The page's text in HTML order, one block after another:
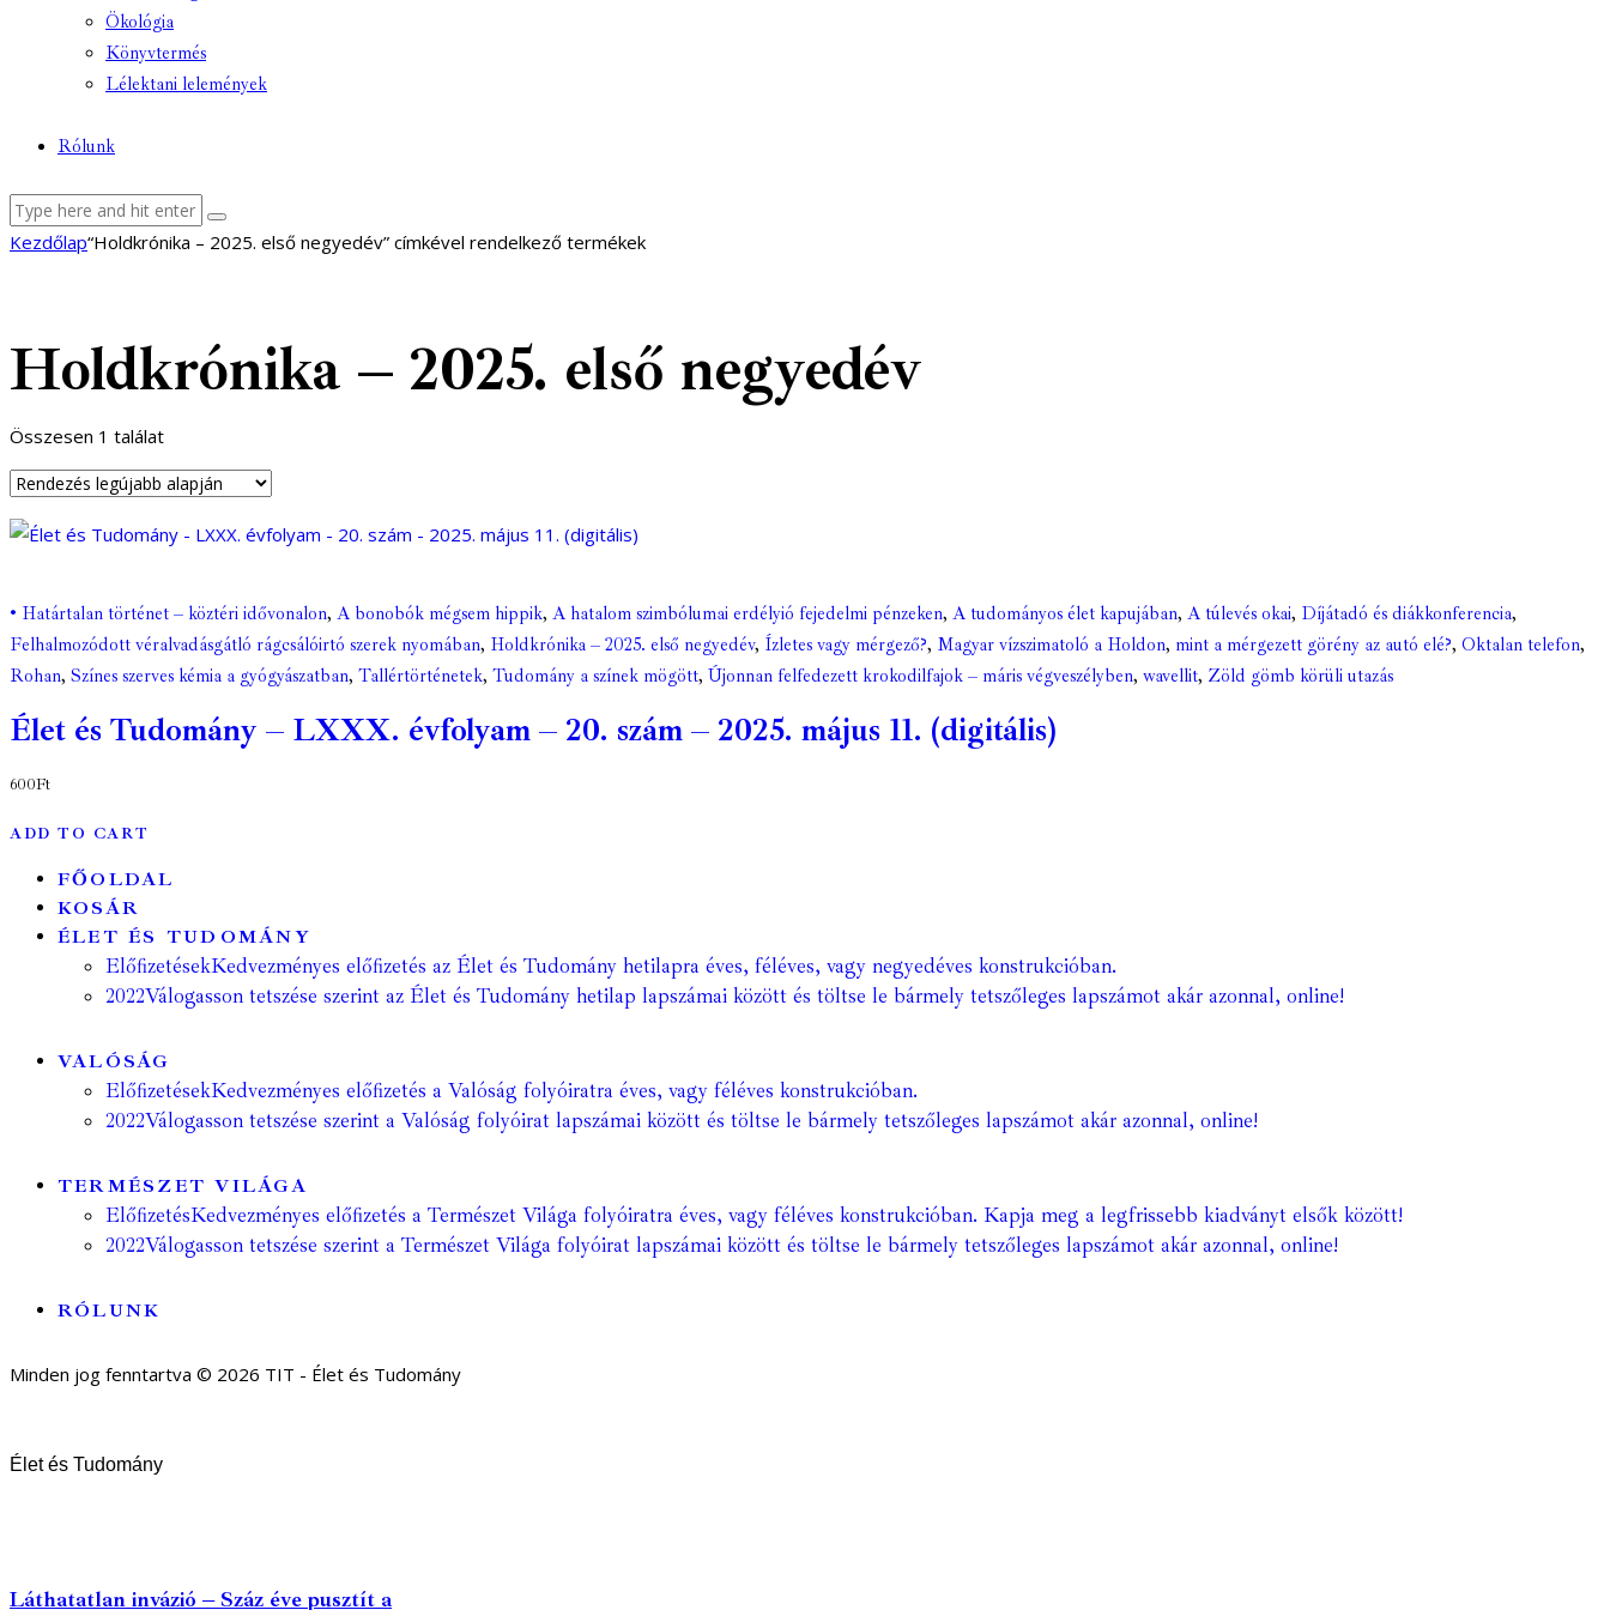
Ökológia
Könyvtermés
Lélektani lelemények
Rólunk
facebook-
youtube-
email
Kezdőlap“Holdkrónika – 2025. első negyedév” címkével rendelkező termékek
Holdkrónika – 2025. első negyedév
Összesen 1 találat
• Határtalan történet – köztéri idővonalon, A bonobók mégsem hippik, A hatalom szimbólumai erdélyió fejedelmi pénzeken, A tudományos élet kapujában, A túlevés okai, Díjátadó és diákkonferencia,
Felhalmozódott véralvadásgátló rágcsálóirtó szerek nyomában, Holdkrónika – 2025. első negyedév, Ízletes vagy mérgező?, Magyar vízszimatoló a Holdon, mint a mérgezett görény az autó elé?, Oktalan telefon,
Rohan, Színes szerves kémia a gyógyászatban, Tallértörténetek, Tudomány a színek mögött, Újonnan felfedezett krokodilfajok – máris végveszélyben, wavellit, Zöld gömb körüli utazás
Élet és Tudomány – LXXX. évfolyam – 20. szám – 2025. május 11. (digitális)
600Ft
ADD TO CART
FŐOLDAL
KOSÁR
ÉLET ÉS TUDOMÁNY
ElőfizetésekKedvezményes előfizetés az Élet és Tudomány hetilapra éves, féléves, vagy negyedéves konstrukcióban.
2022Válogasson tetszése szerint az Élet és Tudomány hetilap lapszámai között és töltse le bármely tetszőleges lapszámot akár azonnal, online!
VALÓSÁG
ElőfizetésekKedvezményes előfizetés a Valóság folyóiratra éves, vagy féléves konstrukcióban.
2022Válogasson tetszése szerint a Valóság folyóirat lapszámai között és töltse le bármely tetszőleges lapszámot akár azonnal, online!
TERMÉSZET VILÁGA
ElőfizetésKedvezményes előfizetés a Természet Világa folyóiratra éves, vagy féléves konstrukcióban. Kapja meg a legfrissebb kiadványt elsők között!
2022Válogasson tetszése szerint a Természet Világa folyóirat lapszámai között és töltse le bármely tetszőleges lapszámot akár azonnal, online!
RÓLUNK
Minden jog fenntartva © 2026 TIT - Élet és Tudomány
Élet és Tudomány
Láthatatlan invázió – Száz éve pusztít a